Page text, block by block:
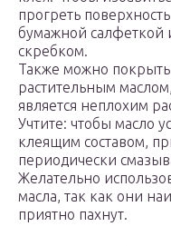
прогреть
бумажной салфеткой
скребком.
Также можно покрыть
растительным
является неплохим
Учтите: чтобы масло
клеящим составом,
периодически
Желательно
масла, так как они
приятно пахнут.